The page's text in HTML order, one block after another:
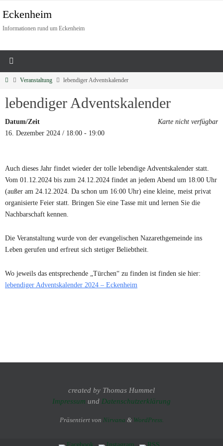
Eckenheim
Informationen rund um Eckenheim
Veranstaltung lebendiger Adventskalender
lebendiger Adventskalender
Karte nicht verfügbar
Datum/Zeit
16. Dezember 2024 / 18:00 - 19:00
Auch dieses Jahr findet wieder der tolle lebendige Adventskalender statt.
Vom 01.12.2024 bis zum 24.12.2024 findet an jedem Abend um 18:00 Uhr
(außer am 24.12.2024. Da schon um 16:00 Uhr) eine kleine, meist privat
organisierte Feier statt. Bringen Sie eine Tasse mit und lernen Sie die
Nachbarschaft kennen.
Die Veranstaltung wurde von der evangelischen Nazarethgemeinde ins
Leben gerufen und erfreut sich stetiger Beliebtheit.
Wo jeweils das entsprechende „Türchen“ zu finden ist finden sie hier:
lebendiger Adventskalender 2024 – Eckenheim
created by Thomas Hummel
Impressum und Datenschutzerklärung
Präsentiert von Nirvana & WordPress.